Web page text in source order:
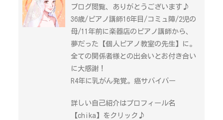
ブログ閲覧、ありがとうございます♪
36歳/ピアノ講師16年目/コミュ障/2児の
母/11年前に楽器店のピアノ講師から、
夢だった【個人ピアノ教室の先生】に。
全ての関係者様との出会いとお付き合い
に大感謝！
R4年に乳がん発覚。癌サバイバー
詳しい自己紹介はプロフィール名
【chika】をクリック♪